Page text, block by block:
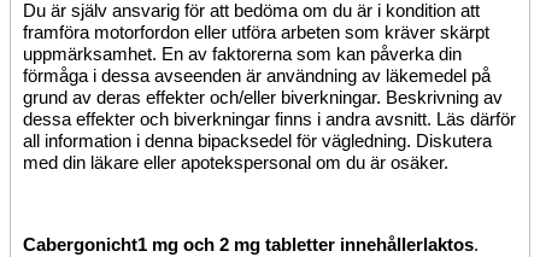
Du är själv ansvarig för att bedöma om du är i kondition att
framföra motorfordon eller utföra arbeten som kräver skärpt
uppmärksamhet. En av faktorerna som kan påverka din
förmåga i dessa avseenden är användning av läkemedel på
grund av deras effekter och/eller biverkningar. Beskrivning av
dessa effekter och biverkningar finns i andra avsnitt. Läs därför
all information i denna bipacksedel för vägledning. Diskutera
med din läkare eller apotekspersonal om du är osäker.
Cabergonicht1 mg och 2 mg tabletter innehåller laktos.